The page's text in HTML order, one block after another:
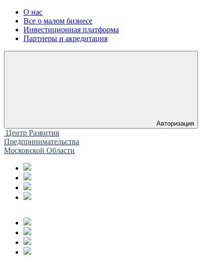
О нас
Все о малом бизнесе
Инвестиционная платформа
Партнеры и акредитация
Авторизация
Центр Развития
Предпринимательства
Московской Области